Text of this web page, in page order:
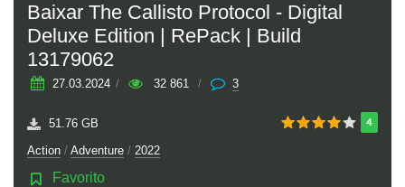
Baixar The Callisto Protocol - Digital
Deluxe Edition | RePack | Build
13179062
27.03.2024 / 32 861 / 3
4
51.76 GB
Action / Adventure / 2022
Favorito